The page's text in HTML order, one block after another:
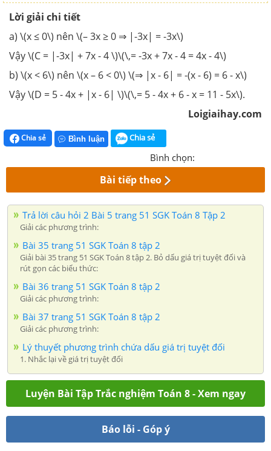
Lời giải chi tiết
a) \(x ≤ 0\) nên \(– 3x ≥ 0 ⇒ |-3x| = -3x\)
Vậy \(C = |-3x| + 7x - 4 \)\(\,= -3x + 7x - 4 = 4x - 4\)
b) \(x < 6\) nên \(x – 6 < 0\) \(⇒ |x - 6| = -(x - 6) = 6 - x\)
Vậy \(D = 5 - 4x + |x - 6| \)\(\,= 5 - 4x + 6 - x = 11 - 5x\).
Loigiaihay.com
Chia sẻ Bình luận Chia sẻ
Bình chọn:
Bài tiếp theo
Trả lời câu hỏi 2 Bài 5 trang 51 SGK Toán 8 Tập 2
Giải các phương trình:
Bài 35 trang 51 SGK Toán 8 tập 2
Giải bài 35 trang 51 SGK Toán 8 tập 2. Bỏ dấu giá trị tuyệt đối và
rút gọn các biểu thức:
Bài 36 trang 51 SGK Toán 8 tập 2
Giải các phương trình:
Bài 37 trang 51 SGK Toán 8 tập 2
Giải các phương trình:
Lý thuyết phương trình chứa dấu giá trị tuyệt đối
1. Nhắc lại về giá trị tuyệt đối
Luyện Bài Tập Trắc nghiệm Toán 8 - Xem ngay
Báo lỗi - Góp ý